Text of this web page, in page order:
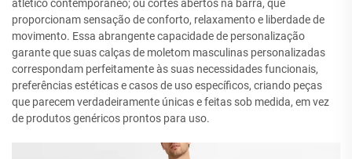
atlético contemporâneo; ou cortes abertos na barra, que
proporcionam sensação de conforto, relaxamento e liberdade de
movimento. Essa abrangente capacidade de personalização
garante que suas calças de moletom masculinas personalizadas
correspondam perfeitamente às suas necessidades funcionais,
preferências estéticas e casos de uso específicos, criando peças
que parecem verdadeiramente únicas e feitas sob medida, em vez
de produtos genéricos prontos para uso.